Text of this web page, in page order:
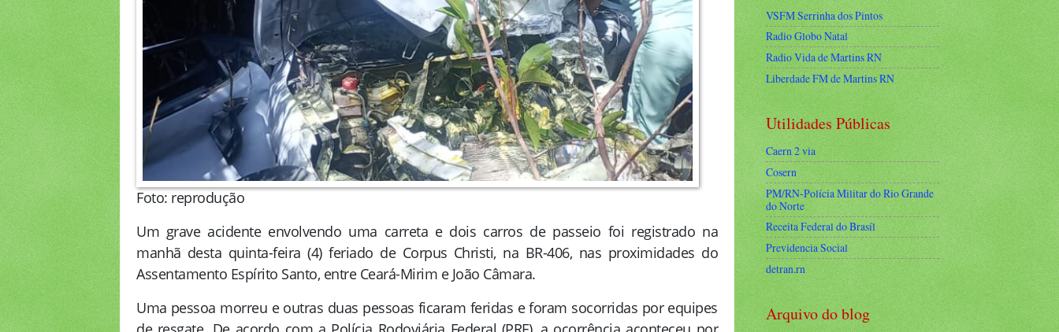
Foto: reprodução
Um grave acidente envolvendo uma carreta e dois carros de passeio foi registrado na
manhã desta quinta-feira (4) feriado de Corpus Christi, na BR-406, nas proximidades do
Assentamento Espírito Santo, entre Ceará-Mirim e João Câmara.
Uma pessoa morreu e outras duas pessoas ficaram feridas e foram socorridas por equipes
VSFM Serrinha dos Pintos
Radio Globo Natal
Radio Vida de Martins RN
Liberdade FM de Martins RN
Utilidades Públicas
Caern 2 via
Cosern
PM/RN-Polícia Militar do Rio Grande
do Norte
Receita Federal do Brasíl
Previdencia Social
detran.rn
Arquivo do blog